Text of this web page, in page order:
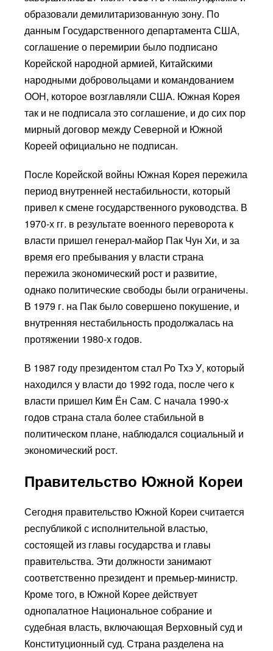
образовали демилитаризованную зону. По
данным Государственного департамента США,
соглашение о перемирии было подписано
Корейской народной армией, Китайскими
народными добровольцами и командованием
ООН, которое возглавляли США. Южная Корея
так и не подписала это соглашение, и до сих пор
мирный договор между Северной и Южной
Кореей официально не подписан.
После Корейской войны Южная Корея пережила
период внутренней нестабильности, который
привел к смене государственного руководства. В
1970-х гг. в результате военного переворота к
власти пришел генерал-майор Пак Чун Хи, и за
время его пребывания у власти страна
пережила экономический рост и развитие,
однако политические свободы были ограничены.
В 1979 г. на Пак было совершено покушение, и
внутренняя нестабильность продолжалась на
протяжении 1980-х годов.
В 1987 году президентом стал Ро Тхэ У, который
находился у власти до 1992 года, после чего к
власти пришел Ким Ён Сам. С начала 1990-х
годов страна стала более стабильной в
политическом плане, наблюдался социальный и
экономический рост.
Правительство Южной Кореи
Сегодня правительство Южной Кореи считается
республикой с исполнительной властью,
состоящей из главы государства и главы
правительства. Эти должности занимают
соответственно президент и премьер-министр.
Кроме того, в Южной Корее действует
однопалатное Национальное собрание и
судебная власть, включающая Верховный суд и
Конституционный суд. Страна разделена на